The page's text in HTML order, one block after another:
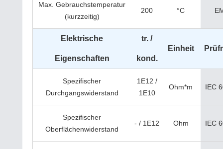
Max. Gebrauchstemperatur
(kurzzeitig)
200 °C
Elektrische
Eigenschaften
tr. /
kond.
Einheit
Spezifischer
Durchgangswiderstand
1E12 /
1E10
Ohm*m IEC
Spezifischer
Oberflächenwiderstand
- / 1E12 Ohm IEC